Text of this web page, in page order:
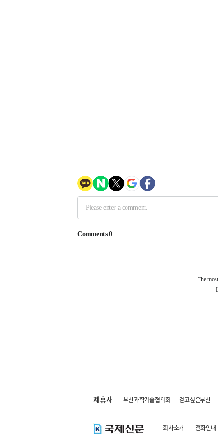
제휴사 부산과학기술협의회 걷고싶은부산
회사소개
전화안내